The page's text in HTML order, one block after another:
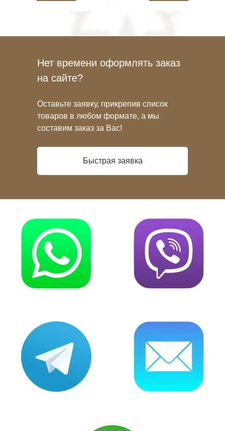
Нет времени оформлять заказ
на сайте?
Оставьте заявку, прикрепив список
товаров в любом формате, а мы
составим заказ за Вас!
Быстрая заявка